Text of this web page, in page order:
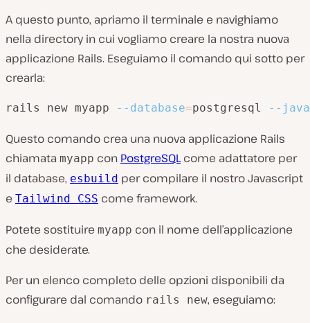
A questo punto, apriamo il terminale e navighiamo
nella directory in cui vogliamo creare la nostra nuova
applicazione Rails. Eseguiamo il comando qui sotto per
crearla:
rails new myapp --database=postgresql --
Questo comando crea una nuova applicazione Rails
chiamata myapp con PostgreSQLcome adattatore per
il database, esbuild per compilare il nostro Javascript
e Tailwind CSS come framework.
Potete sostituire myapp con il nome dell’applicazione
che desiderate.
Per un elenco completo delle opzioni disponibili da
configurare dal comando rails new, eseguiamo: